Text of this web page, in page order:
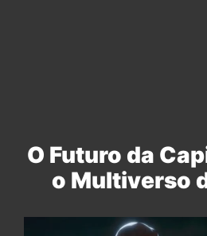
O Futuro da
o Multiverso